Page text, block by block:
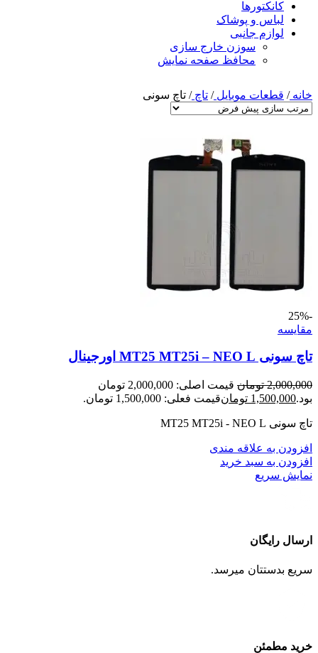
کانکتورها
لباس و پوشاک
لوازم جانبی
سوزن خارج سازی
محافظ صفحه نمایش
خانه/ قطعات موبایل/ تاچ/ تاچ سونی
-25%
مقايسه
تاچ سونی MT25 MT25i – NEO L اورجینال
2,000,000 تومان
قیمت اصلی: 2,000,000 تومان
بود.1,500,000 تومانقیمت فعلی: 1,500,000 تومان.
تاچ سونی MT25 MT25i - NEO L
افزودن به علاقه مندی
افزودن به سبد خرید
نمایش سریع
ارسال رایگان
سریع بدستتان میرسد.
خرید مطمئن